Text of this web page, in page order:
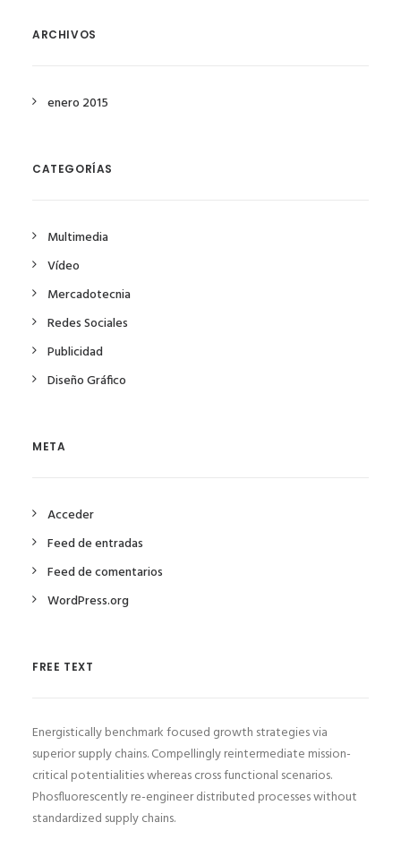
ARCHIVOS
enero 2015
CATEGORÍAS
Multimedia
Vídeo
Mercadotecnia
Redes Sociales
Publicidad
Diseño Gráfico
META
Acceder
Feed de entradas
Feed de comentarios
WordPress.org
FREE TEXT
Energistically benchmark focused growth strategies via
superior supply chains. Compellingly reintermediate mission-
critical potentialities whereas cross functional scenarios.
Phosfluorescently re-engineer distributed processes without
standardized supply chains.